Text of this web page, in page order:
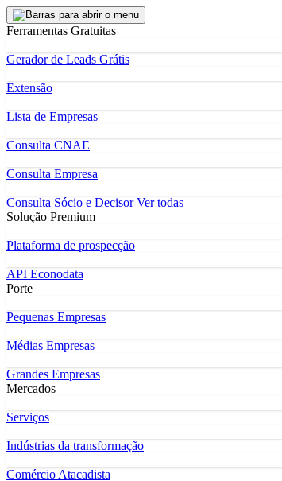
Ferramentas Gratuitas
Gerador de Leads Grátis
Extensão
Lista de Empresas
Consulta CNAE
Consulta Empresa
Consulta Sócio e DecisorVer todas
Solução Premium
Plataforma de prospecção
API Econodata
Porte
Pequenas Empresas
Médias Empresas
Grandes Empresas
Mercados
Serviços
Indústrias da transformação
Comércio Atacadista